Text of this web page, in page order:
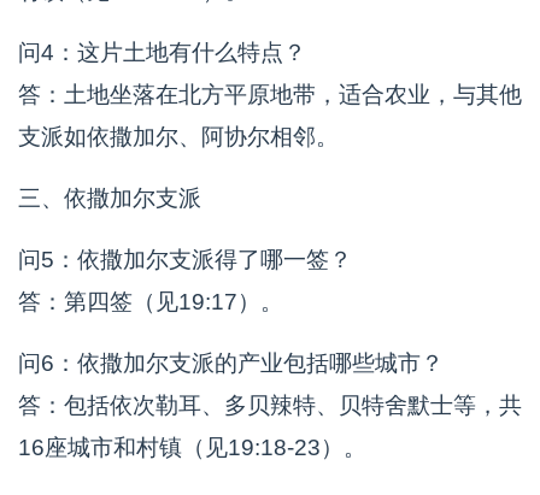
问4：这片土地有什么特点？
答：土地坐落在北方平原地带，适合农业，与其他
支派如依撒加尔、阿协尔相邻。
三、依撒加尔支派
问5：依撒加尔支派得了哪一签？
答：第四签（见19:17）。
问6：依撒加尔支派的产业包括哪些城市？
答：包括依次勒耳、多贝辣特、贝特舍默士等，共
16座城市和村镇（见19:18-23）。